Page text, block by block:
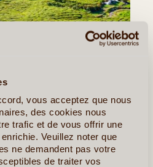
vous acceptez que nous
des cookies nous
trafic et de vous offrir une
Veuillez noter que
ne demandent pas votre
de traiter vos
de la Malaisie, jusqu’aux célèbres
Highland en passant par l’île
mondiale, de Penang avec sa
nous vous (...)
détail ≻